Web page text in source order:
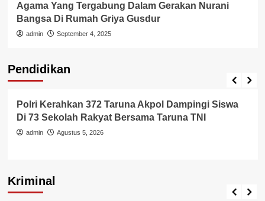
Agama Yang Tergabung Dalam Gerakan Nurani
Bangsa Di Rumah Griya Gusdur
admin September 4, 2025
Pendidikan
Pendidikan
Polri Kerahkan 372 Taruna Akpol Dampingi Siswa
Di 73 Sekolah Rakyat Bersama Taruna TNI
admin Agustus 5, 2026
Kriminal
Berita Polisi